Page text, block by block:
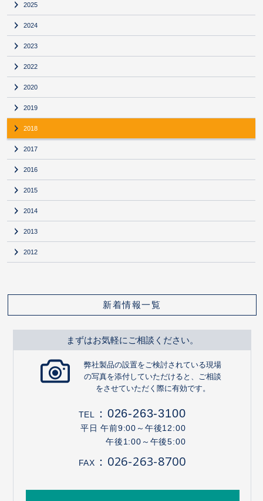
2025
2024
2023
2022
2020
2019
2018
2017
2016
2015
2014
2013
2012
新着情報一覧
まずはお気軽にご相談ください。
弊社製品の設置をご検討されている現場
の写真を添付していただけると、ご相談
をさせていただく際に有効です。
TEL ： 026-263-3100
平日 午前9:00～午後12:00
午後1:00～午後5:00
FAX ：026-263-8700